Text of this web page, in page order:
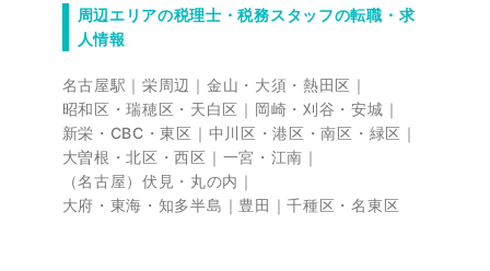
周辺エリアの税理士・税務スタッフの転職・求
人情報
名古屋駅 栄周辺
金山・大須・熱田区
昭和区・瑞穂区・天白区
岡崎・刈谷・安城
新栄・CBC・東区
中川区・港区・南区・緑区
大曽根・北区・西区
一宮・江南
（名古屋）伏見・丸の内
大府・東海・知多半島
豊田 千種区・名東区